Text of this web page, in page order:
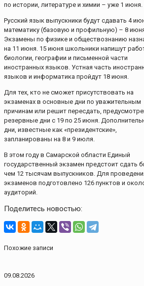
по истории, литературе и химии – уже 1 июня.
Русский язык выпускники будут сдавать 4
математику (базовую и профильную) – 8
Экзамены по физике и обществознанию
на 11 июня. 15 июня школьники напишут
биологии, географии и письменной части
иностранных языков. Устная часть
языков и информатика пройдут 18 июня.
Для тех, кто не сможет присутствовать на
экзаменах в основные дни по уважительным
причинам или решит пересдать,
резервные дни с 19 по 25 июня.
дни, известные как «президентские»,
запланированы на 8 и 9 июля.
В этом году в Самарской области Единый
государственный экзамен предстоит сдать
чем 12 тысячам выпускников. Для
экзаменов подготовлено 126 пунктов и
аудиторий.
Поделитесь новостью:
Похожие записи
09.08.2026